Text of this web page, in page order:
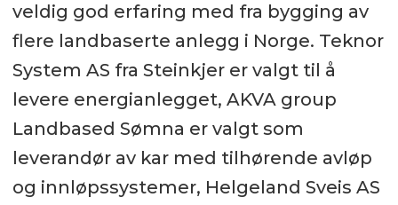
veldig god erfaring med fra bygging av
flere landbaserte anlegg i Norge. Teknor
System AS fra Steinkjer er valgt til å
levere energianlegget, AKVA group
Landbased Sømna er valgt som
leverandør av kar med tilhørende avløp
og innløpssystemer, Helgeland Sveis AS